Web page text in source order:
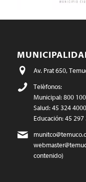
Av. Prat 650,
Teléfonos:
Municipal: 800
Salud: 45 324
Educación: 45 297
contenido)